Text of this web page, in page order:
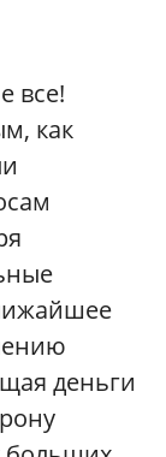
все!
как
деньги